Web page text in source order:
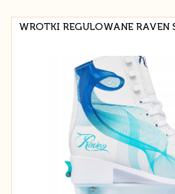
WROTKI REGULOWANE RAVEN